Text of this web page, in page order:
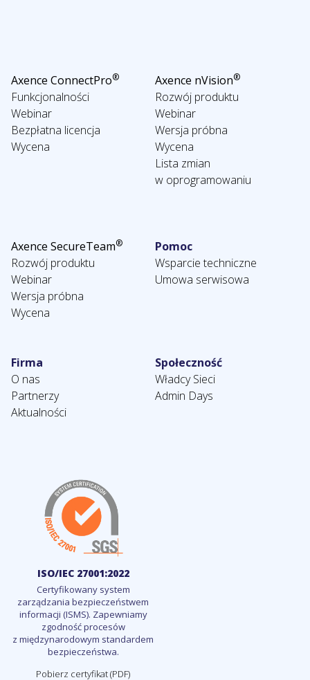
Axence ConnectPro®
Funkcjonalności
Webinar
Bezpłatna licencja
Wycena
Axence nVision®
Rozwój produktu
Webinar
Wersja próbna
Wycena
Lista zmian
w oprogramowaniu
Axence SecureTeam®
Rozwój produktu
Webinar
Wersja próbna
Wycena
Pomoc
Wsparcie techniczne
Umowa serwisowa
Firma
O nas
Partnerzy
Aktualności
Społeczność
Władcy Sieci
Admin Days
ISO/IEC 27001:2022
Certyfikowany system
zarządzania bezpieczeństwem
informacji (ISMS). Zapewniamy
zgodność procesów
z międzynarodowym standardem
bezpieczeństwa.
Pobierz certyfikat (PDF)